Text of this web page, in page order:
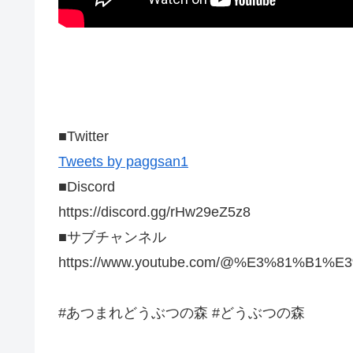
■Twitter
Tweets by paggsan1
■Discord
https://discord.gg/rHw29eZ5z8
■サブチャンネル
https://www.youtube.com/
#あつまれどうぶつの森 #どうぶつの森